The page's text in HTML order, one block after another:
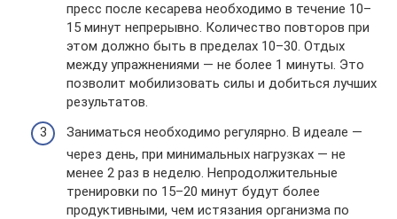
пресс после кесарева необходимо в течение 10–
15 минут непрерывно. Количество повторов при
этом должно быть в пределах 10–30. Отдых
между упражнениями — не более 1 минуты. Это
позволит мобилизовать силы и добиться лучших
результатов.
Заниматься необходимо регулярно. В идеале —
через день, при минимальных нагрузках — не
менее 2 раз в неделю. Непродолжительные
тренировки по 15–20 минут будут более
продуктивными, чем истязания организма по